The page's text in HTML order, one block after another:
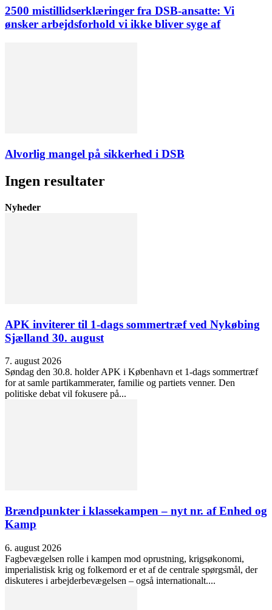
2500 mistillidserklæringer fra DSB-ansatte: Vi
ønsker arbejdsforhold vi ikke bliver syge af
Alvorlig mangel på sikkerhed i DSB
Ingen resultater
Nyheder
APK inviterer til 1-dags sommertræf ved Nykøbing
Sjælland 30. august
7. august 2026
Søndag den 30.8. holder APK i København et 1-dags sommertræf
for at samle partikammerater, familie og partiets venner. Den
politiske debat vil fokusere på...
Brændpunkter i klassekampen – nyt nr. af Enhed og
Kamp
6. august 2026
Fagbevægelsen rolle i kampen mod oprustning, krigsøkonomi,
imperialistisk krig og folkemord er et af de centrale spørgsmål, der
diskuteres i arbejderbevægelsen – også internationalt....